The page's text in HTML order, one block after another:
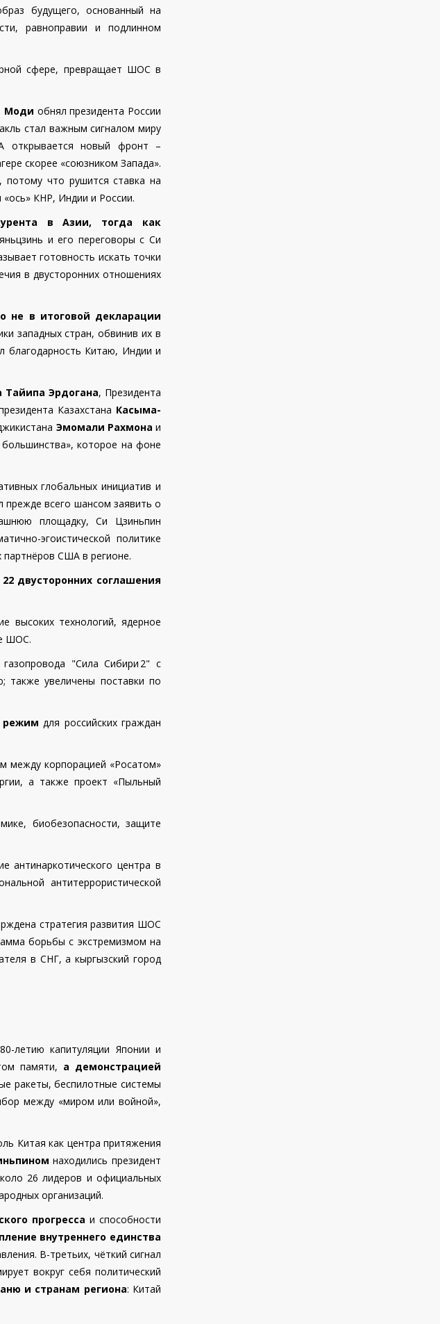
будущего, основанный на
равноправии и подлинном
сфере, превращает ШОС в
Моди обнял президента России
стал важным сигналом миру
открывается новый фронт –
скорее «союзником Запада».
что рушится ставка на
КНР, Индии и России.
в Азии, тогда как
и его переговоры с Си
готовность искать точки
в двусторонних отношениях
не в итоговой декларации
западных стран, обвинив их в
благодарность Китаю, Индии и
Тайипа Эрдогана, Президента
Казахстана Касыма-
Эмомали Рахмона и
которое на фоне
глобальных инициатив и
прежде всего шансом заявить о
площадку, Си Цзиньпин
эгоистической политике
США в регионе.
двусторонних соглашения
высоких технологий, ядерное
ШОС.
"Сила Сибири 2"с
также увеличены поставки по
режим для российских граждан
между корпорацией «Росатом»
а также проект «Пыльный
биобезопасности, защите
антинаркотического центра в
антитеррористической
стратегия развития ШОС
борьбы с экстремизмом на
в СНГ, а кыргызский город
летию капитуляции Японии и
памяти, а демонстрацией
ракеты, беспилотные системы
между «миром или войной»,
Китая как центра притяжения
находились президент
26 лидеров и официальных
организаций.
прогресса и способности
внутреннего единства
В-третьих, чёткий сигнал
вокруг себя политический
и странам региона: Китай